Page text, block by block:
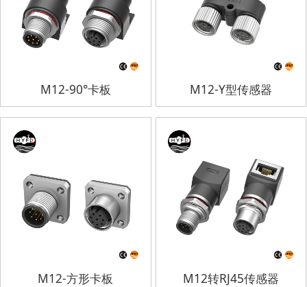
M12-90°卡板 M12-Y型传感器
M12-方形卡板 M12转RJ45传感器